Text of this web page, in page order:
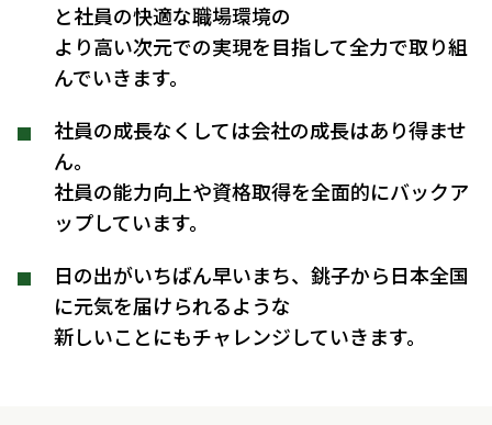
と社員の快適な職場環境の
より高い次元での実現を目指して全力で取り組
んでいきます。
社員の成長なくしては会社の成長はあり得ませ
ん。
社員の能力向上や資格取得を全面的にバックア
ップしています。
日の出がいちばん早いまち、銚子から日本全国
に元気を届けられるような
新しいことにもチャレンジしていきます。